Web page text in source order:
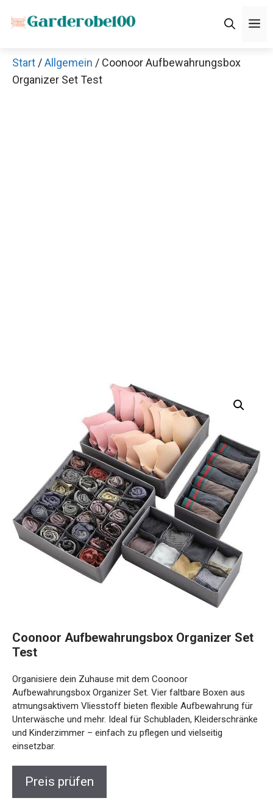
Inhalt
Start /Allgemein / Coonoor Aufbewahrungsbox
Organizer Set Test
Coonoor Aufbewahrungsbox Organizer Set
Test
Organisiere dein Zuhause mit dem Coonoor
Aufbewahrungsbox Organizer Set. Vier faltbare Boxen aus
atmungsaktivem Vliesstoff bieten flexible Aufbewahrung für
Unterwäsche und mehr. Ideal für Schubladen, Kleiderschränke
und Kinderzimmer – einfach zu pflegen und vielseitig
einsetzbar.
Preis prüfen